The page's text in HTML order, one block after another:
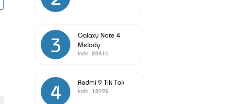
3
Galaxy Note 4
Melody
İndir: 28410
4 Redmi 9 Tik Tok
İndir: 18992